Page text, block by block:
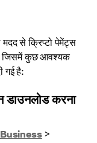
से क्रिप्टो पेमेंट्स
जिसमें कुछ आवश्यक
गई है:
डाउनलोड करना
Business>